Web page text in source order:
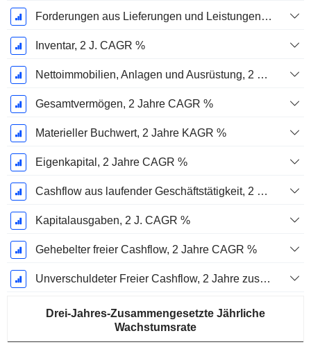
Forderungen aus Lieferungen und Leistungen, 2 J. CAGR %
Inventar, 2 J. CAGR %
Nettoimmobilien, Anlagen und Ausrüstung, 2 Jahre. CAGR %
Gesamtvermögen, 2 Jahre CAGR %
Materieller Buchwert, 2 Jahre KAGR %
Eigenkapital, 2 Jahre CAGR %
Cashflow aus laufender Geschäftstätigkeit, 2 Jahre CAGR %
Kapitalausgaben, 2 J. CAGR %
Gehebelter freier Cashflow, 2 Jahre CAGR %
Unverschuldeter Freier Cashflow, 2 Jahre zusammengesetzte jährliche Wachstumsrate %
Drei-Jahres-Zusammengesetzte Jährliche
Wachstumsrate